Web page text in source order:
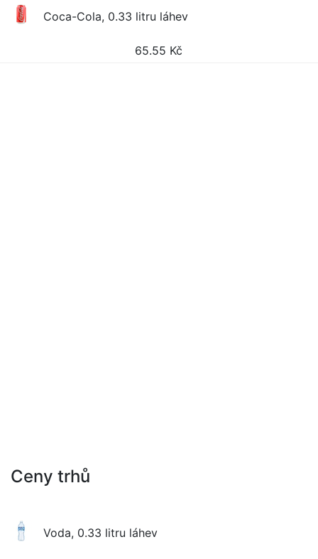
Coca-Cola, 0.33 litru láhev
65.55 Kč
Ceny trhů
Voda, 0.33 litru láhev